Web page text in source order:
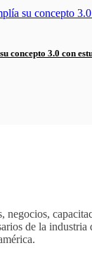
concepto 3.0 con
negocios,
de la